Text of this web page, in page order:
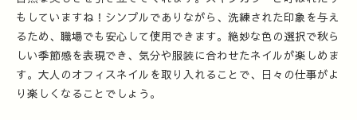
もしていますね！シンプルでありながら、洗練された印象を与え
るため、職場でも安心して使用できます。絶妙な色の選択で秋ら
しい季節感を表現でき、気分や服装に合わせたネイルが楽しめま
す。大人のオフィスネイルを取り入れることで、日々の仕事がよ
り楽しくなることでしょう。